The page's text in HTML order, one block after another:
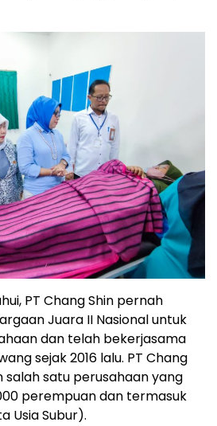
PT Chang Shin pernah
Juara II Nasional untuk
dan telah bekerjasama
sejak 2016 lalu. PT Chang
salah satu perusahaan yang
perempuan dan termasuk
Usia Subur).